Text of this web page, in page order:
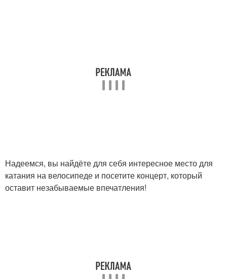
Надеемся, вы найдёте для себя интересное место для
катания на велосипеде и посетите концерт, который
оставит незабываемые впечатления!